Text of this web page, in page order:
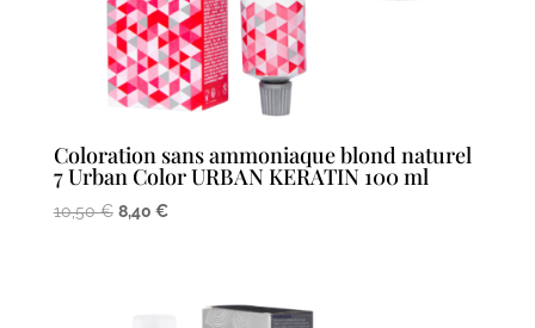
Coloration sans ammoniaque blond naturel
7 Urban Color URBAN KERATIN 100 ml
10,50€ Le
8,40 €Le
8,40 €.